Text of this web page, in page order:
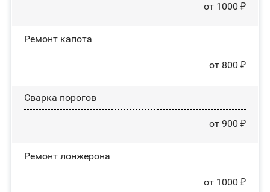
от 1000 ₽
Ремонт капота
от 800 ₽
Сварка порогов
от 900 ₽
Ремонт лонжерона
от 1000 ₽